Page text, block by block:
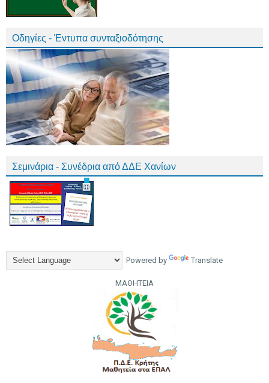
Οδηγίες - Έντυπα συνταξιοδότησης
Σεμινάρια - Συνέδρια από ΔΔΕ Χανίων
Powered by Translate
ΜΑΘΗΤΕΙΑ